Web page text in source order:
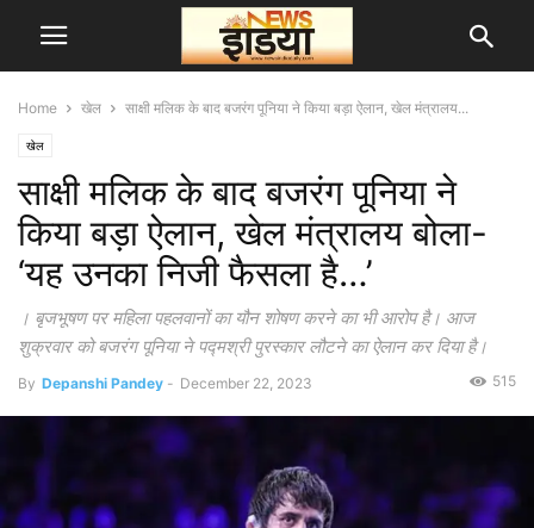
Home खेल साक्षी मलिक के बाद बजरंग पूनिया ने किया बड़ा ऐलान, खेल मंत्रालय...
खेल
साक्षी मलिक के बाद बजरंग पूनिया ने
किया बड़ा ऐलान, खेल मंत्रालय बोला-
‘यह उनका निजी फैसला है…’
। बृजभूषण पर महिला पहलवानों का यौन शोषण करने का भी आरोप है। आज
शुक्रवार को बजरंग पूनिया ने पद्मश्री पुरस्कार लौटने का ऐलान कर दिया है।
By Depanshi Pandey - December 22, 2023 515